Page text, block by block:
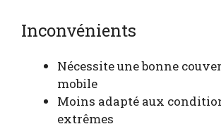
Inconvénients
Nécessite une bonne
mobile
Moins adapté aux
extrêmes